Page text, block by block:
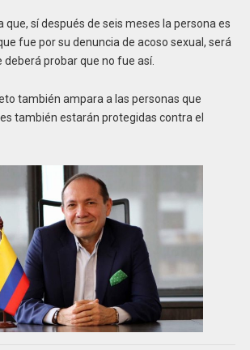
sí después de seis meses la persona es
fue por su denuncia de acoso sexual, será
deberá probar que no fue así.
también ampara a las personas que
también estarán protegidas contra el